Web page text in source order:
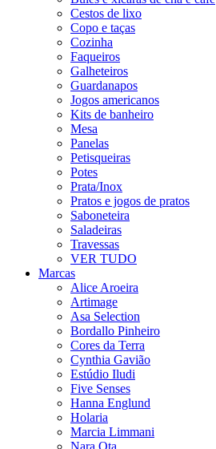
Cestos de lixo
Copo e taças
Cozinha
Faqueiros
Galheteiros
Guardanapos
Jogos americanos
Kits de banheiro
Mesa
Panelas
Petisqueiras
Potes
Prata/Inox
Pratos e jogos de pratos
Saboneteira
Saladeiras
Travessas
VER TUDO
Marcas
Alice Aroeira
Artimage
Asa Selection
Bordallo Pinheiro
Cores da Terra
Cynthia Gavião
Estúdio Iludi
Five Senses
Hanna Englund
Holaria
Marcia Limmani
Nara Ota